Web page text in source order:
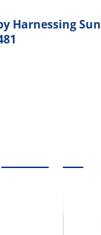
Harnessing